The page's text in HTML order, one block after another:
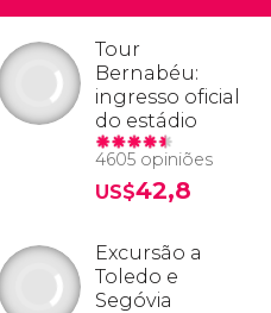
Tour
Bernabéu:
ingresso oficial
do estádio
4605 opiniões
US$42,8
Excursão a
Toledo e
Segóvia